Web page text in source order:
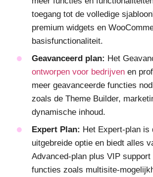
toegang tot de volledige
premium widgets en
basisfunctionaliteit.
Geavanceerd plan: Het
ontworpen voor bedrijven en
meer geavanceerde functies
zoals de Theme Builder,
dynamische inhoud.
Expert Plan: Het Expert-plan is
uitgebreide optie en biedt alles
Advanced-plan plus VIP support
functies zoals multisite-